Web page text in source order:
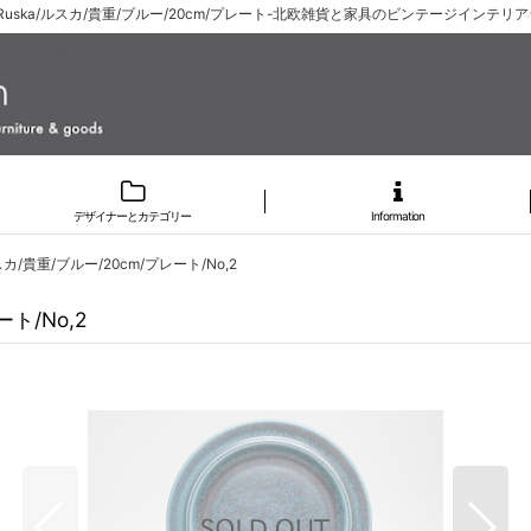
ルスカ/貴重/ブルー/20cm/プレート-北欧雑貨と家具のビンテージインテリ
デザイナーとカテゴリー Information
/貴重/ブルー/20cm/プレート/No,2
ト/No,2